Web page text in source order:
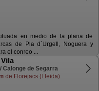
en medio de la plana de
de Pla d´Urgell, Noguera y
el conreo ...
Calonge de Segarra
de Florejacs (Lleida)